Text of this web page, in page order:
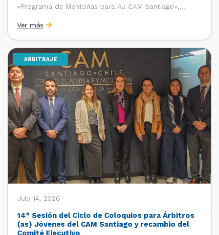
«Programa de Mentorías para AJ CAM Santiago»,
Internacionales con el apoyo de la Dirección Ejecutiva
y la Subdirección Ejecutiva y de Asuntos
Internacionales, tras […]
Ver más
ARBITRAJE
July 14, 2026
14° Sesión del Ciclo de Coloquios para Árbitros
(as) Jóvenes del CAM Santiago y recambio del
Comité Ejecutivo